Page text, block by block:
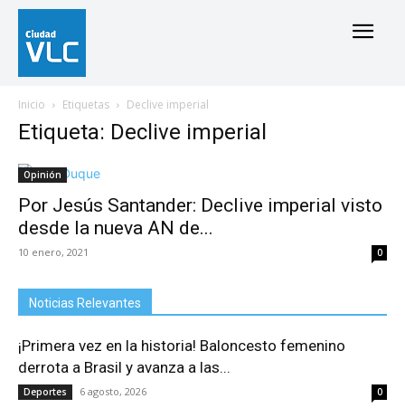
Inicio Etiquetas Declive imperial
Etiqueta: Declive imperial
Opinión
Por Jesús Santander: Declive imperial visto
desde la nueva AN de...
10 enero, 2021 0
Noticias Relevantes
¡Primera vez en la historia! Baloncesto femenino
derrota a Brasil y avanza a las...
Deportes 6 agosto, 2026 0